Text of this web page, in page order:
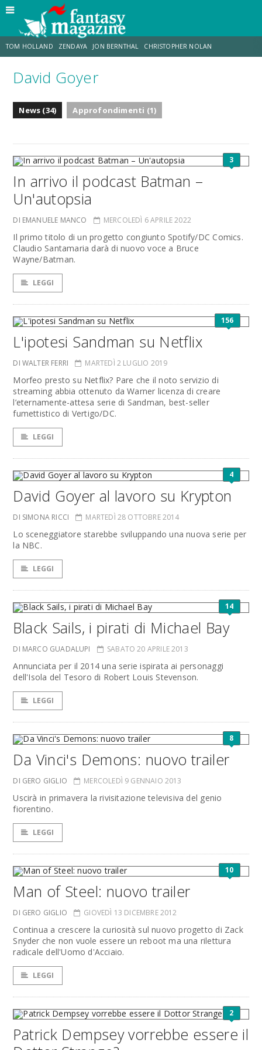
TOM HOLLAND ZENDAYA JON BERNTHAL CHRISTOPHER NOLAN
STRANIMONDI LUCCA COMICS & GAMES
David Goyer
News (34) Approfondimenti (1)
3
In arrivo il podcast Batman –
Un'autopsia
DI EMANUELE MANCO MERCOLEDÌ 6 APRILE 2022
Il primo titolo di un progetto congiunto Spotify/DC Comics.
Claudio Santamaria darà di nuovo voce a Bruce
Wayne/Batman.
LEGGI
156
L'ipotesi Sandman su Netflix
DI WALTER FERRI MARTEDÌ 2 LUGLIO 2019
Morfeo presto su Netflix? Pare che il noto servizio di
streaming abbia ottenuto da Warner licenza di creare
l’eternamente-attesa serie di Sandman, best-seller
fumettistico di Vertigo/DC.
LEGGI
4
David Goyer al lavoro su Krypton
DI SIMONA RICCI MARTEDÌ 28 OTTOBRE 2014
Lo sceneggiatore starebbe sviluppando una nuova serie per
la NBC.
LEGGI
14
Black Sails, i pirati di Michael Bay
DI MARCO GUADALUPI SABATO 20 APRILE 2013
Annunciata per il 2014 una serie ispirata ai personaggi
dell'Isola del Tesoro di Robert Louis Stevenson.
LEGGI
8
Da Vinci's Demons: nuovo trailer
DI GERO GIGLIO MERCOLEDÌ 9 GENNAIO 2013
Uscirà in primavera la rivisitazione televisiva del genio
fiorentino.
LEGGI
10
Man of Steel: nuovo trailer
DI GERO GIGLIO GIOVEDÌ 13 DICEMBRE 2012
Continua a crescere la curiosità sul nuovo progetto di Zack
Snyder che non vuole essere un reboot ma una rilettura
radicale dell'Uomo d'Acciaio.
LEGGI
2
Patrick Dempsey vorrebbe essere il